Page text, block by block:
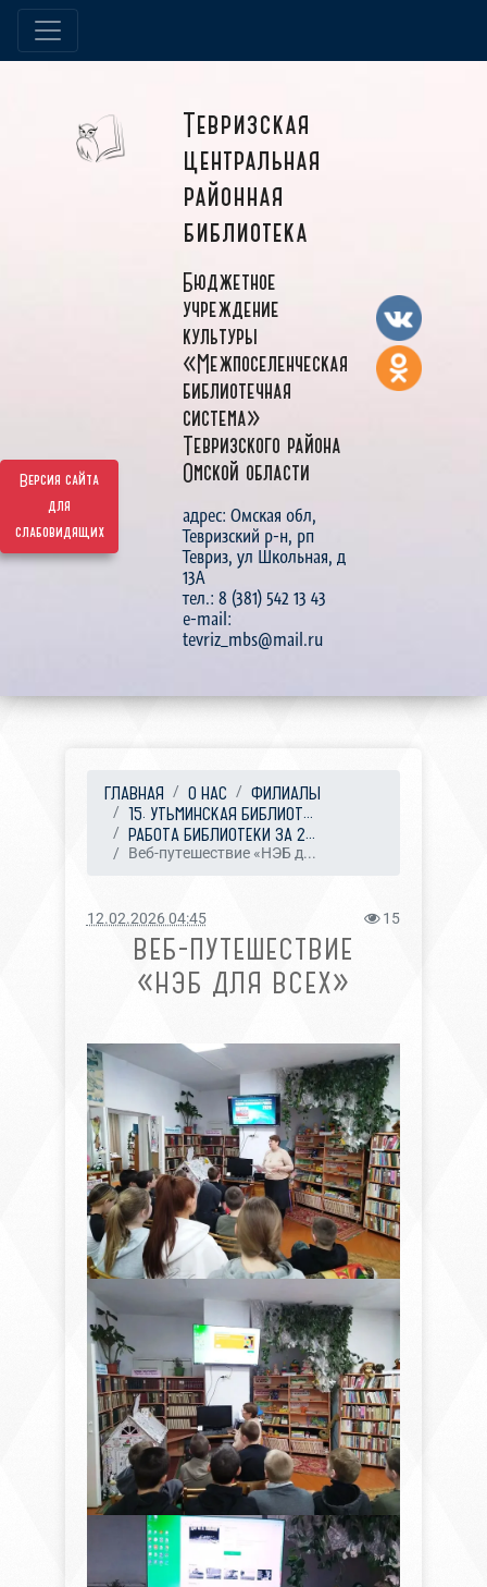
Версия сайта
для
слабовидящих
Тевризская
центральная
районная
библиотека
Бюджетное
учреждение
культуры
«Межпоселенческая
библиотечная
система»
Тевризского района
Омской области
адрес: Омская обл,
Тевризский р-н, рп
Тевриз, ул Школьная, д
13А
тел.: 8 (381) 542 13 43
e-mail:
tevriz_mbs@mail.ru
ГЛАВНАЯ О НАС
ФИЛИАЛЫ
15. УТЬМИНСКАЯ БИБЛИОТ...
РАБОТА БИБЛИОТЕКИ ЗА 2...
Веб-путешествие «НЭБ д...
12.02.2026 04:45 15
ВЕБ-ПУТЕШЕСТВИЕ
«НЭБ ДЛЯ ВСЕХ»